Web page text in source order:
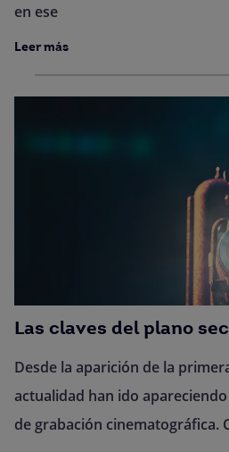
en ese
Leer más
Las claves del plano
Desde la aparición de la
actualidad han ido
de grabación cinematográfica.